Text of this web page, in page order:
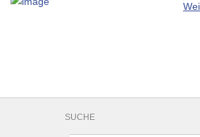
SUCHE